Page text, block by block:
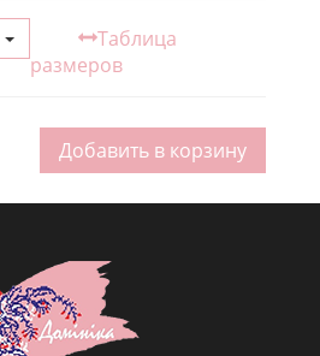
Таблица
размеров
Добавить в корзину